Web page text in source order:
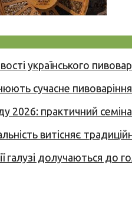
українського
сучасне пивоваріння
2026: практичний
витісняє
долучаються до